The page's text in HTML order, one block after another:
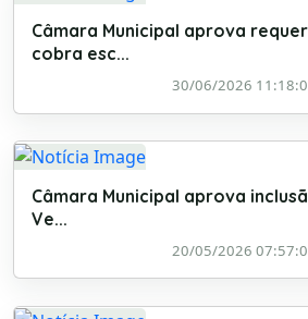
Câmara Municipal aprova
cobra esc...
30/06/2026
Câmara Municipal aprova
Ve...
20/05/2026